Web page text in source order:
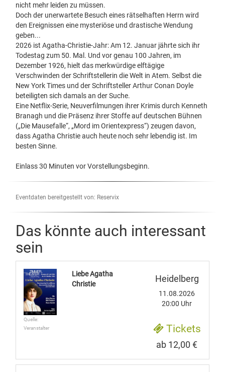
nicht mehr leiden zu müssen.
Doch der unerwartete Besuch eines rätselhaften Herrn wird
den Ereignissen eine mysteriöse und drastische Wendung
geben...
2026 ist Agatha-Christie-Jahr: Am 12. Januar jährte sich ihr
Todestag zum 50. Mal. Und vor genau 100 Jahren, im
Dezember 1926, hielt das merkwürdige elftägige
Verschwinden der Schriftstellerin die Welt in Atem. Selbst die
New York Times und der Schriftsteller Arthur Conan Doyle
beteiligten sich damals an der Suche.
Eine Netflix-Serie, Neuverfilmungen ihrer Krimis durch Kenneth
Branagh und die Präsenz ihrer Stoffe auf deutschen Bühnen
(„Die Mausefalle“, „Mord im Orientexpress“) zeugen davon,
dass Agatha Christie auch heute noch sehr lebendig ist. Im
besten Sinne.
Einlass 30 Minuten vor Vorstellungsbeginn.
Eventdaten bereitgestellt von: Reservix
Das könnte auch interessant
sein
Quelle:
Veranstalter
Liebe Agatha
Christie
Heidelberg
11.08.2026
20:00 Uhr
Tickets
ab 12,00 €